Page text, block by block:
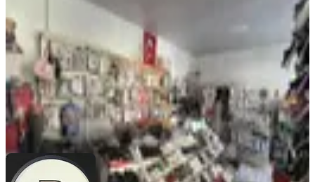
1 Oda·66 m² 20.05.2026
650.000 ₺
DEMİR YAPI GAYRİMENKULÖzcan Kaan
Ara